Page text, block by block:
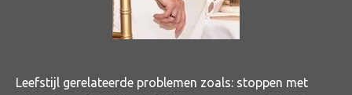
Leefstijl gerelateerde problemen zoals: stoppen met